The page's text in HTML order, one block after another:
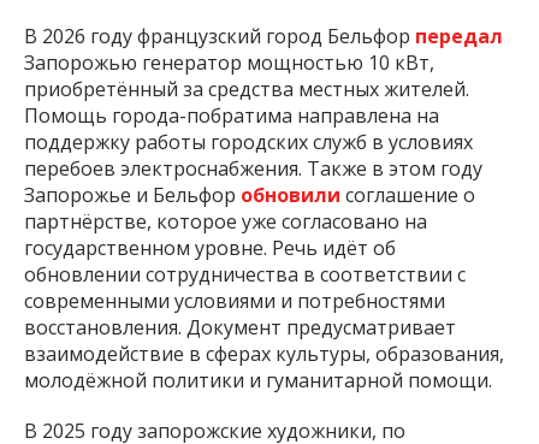
В 2026 году французский город Бельфор передал
Запорожью генератор мощностью 10 кВт,
приобретённый за средства местных жителей.
Помощь города-побратима направлена на
поддержку работы городских служб в условиях
перебоев электроснабжения. Также в этом году
Запорожье и Бельфор обновили соглашение о
партнёрстве, которое уже согласовано на
государственном уровне. Речь идёт об
обновлении сотрудничества в соответствии с
современными условиями и потребностями
восстановления. Документ предусматривает
взаимодействие в сферах культуры, образования,
молодёжной политики и гуманитарной помощи.
В 2025 году запорожские художники, по